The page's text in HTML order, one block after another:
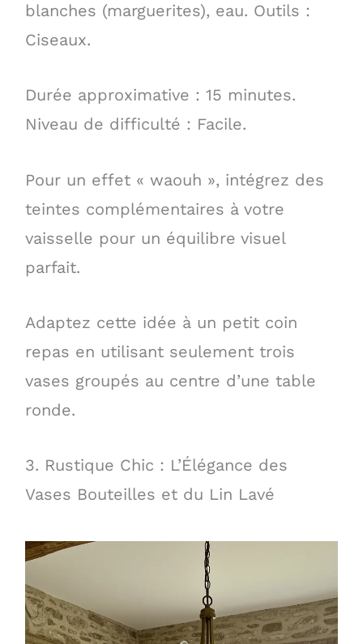
blanches (marguerites), eau. Outils :
Ciseaux.
Durée approximative : 15 minutes.
Niveau de difficulté : Facile.
Pour un effet « waouh », intégrez des
teintes complémentaires à votre
vaisselle pour un équilibre visuel
parfait.
Adaptez cette idée à un petit coin
repas en utilisant seulement trois
vases groupés au centre d’une table
ronde.
3. Rustique Chic : L’Élégance des
Vases Bouteilles et du Lin Lavé